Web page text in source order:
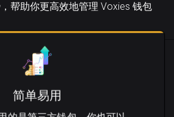
帮助你更高效地管理 Voxies 钱包
简单易用